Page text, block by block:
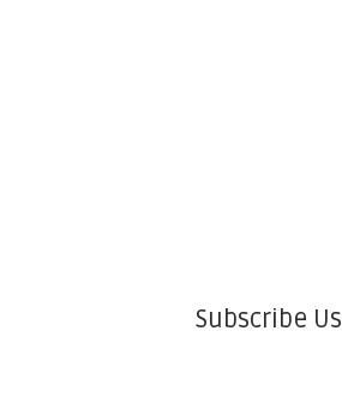
Subscribe Us